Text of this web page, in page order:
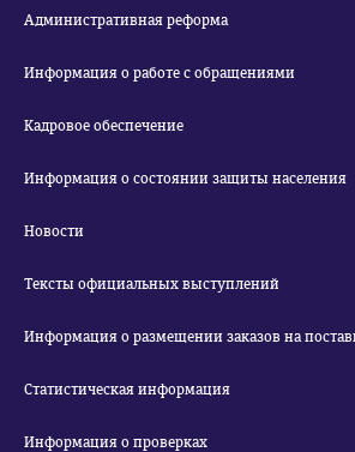
Административная реформа
Информация о работе с обращениями
Кадровое обеспечение
Информация о состоянии защиты населения
Новости
Тексты официальных выступлений
Информация о размещении заказов на
Статистическая информация
Информация о проверках